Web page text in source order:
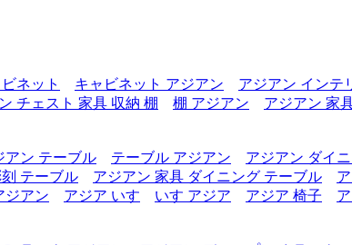
ネット キャビネット アジアン アジアン インテ
チェスト 家具 収納 棚 棚 アジアン アジアン 家
アン テーブル テーブル アジアン アジアン ダイ
テーブル アジアン 家具 ダイニング テーブル
ジアン アジア いす いす アジア アジア 椅子